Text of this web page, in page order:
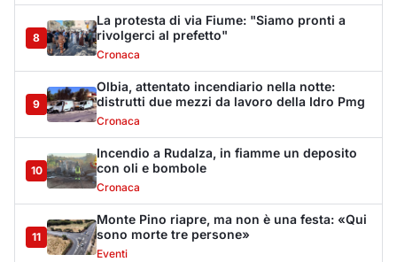
8
La protesta di via Fiume: "Siamo pronti a
rivolgerci al prefetto"
Cronaca
9
Olbia, attentato incendiario nella notte:
distrutti due mezzi da lavoro della Idro Pmg
Cronaca
10
Incendio a Rudalza, in fiamme un deposito
con oli e bombole
Cronaca
11
Monte Pino riapre, ma non è una festa: «Qui
sono morte tre persone»
Eventi